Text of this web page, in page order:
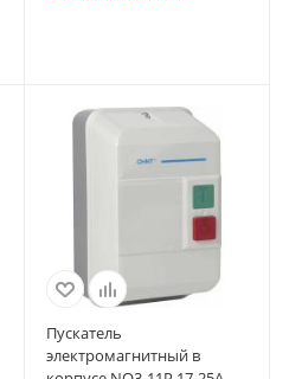
Пускатель
электромагнитный в